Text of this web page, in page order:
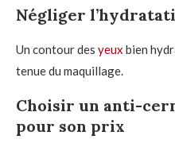
Négliger
Un contour des yeux bien
tenue du maquillage.
Choisir un anti-
pour son prix